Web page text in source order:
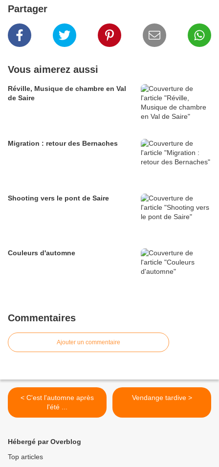
Partager
Vous aimerez aussi
Réville, Musique de chambre en Val
de Saire
Migration : retour des Bernaches
Shooting vers le pont de Saire
Couleurs d'automne
Commentaires
Ajouter un commentaire
< C'est l'automne après
l'été ...
Vendange tardive >
Hébergé par Overblog
Top articles